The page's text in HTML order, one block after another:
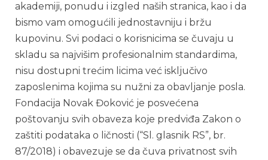
akademiji, ponudu i izgled naših stranica, kao i da
bismo vam omogućili jednostavniju i bržu
kupovinu. Svi podaci o korisnicima se čuvaju u
skladu sa najvišim profesionalnim standardima,
nisu dostupni trećim licima već isključivo
zaposlenima kojima su nužni za obavljanje posla.
Fondacija Novak Đoković je posvećena
poštovanju svih obaveza koje predviđa Zakon o
zaštiti podataka o ličnosti (“Sl. glasnik RS”, br.
87/2018) i obavezuje se da čuva privatnost svih